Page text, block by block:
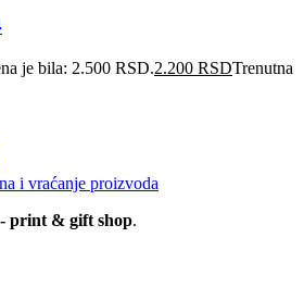
je bila: 2.500 RSD.2.200 RSDTrenutna
i vraćanje proizvoda
print & gift shop.